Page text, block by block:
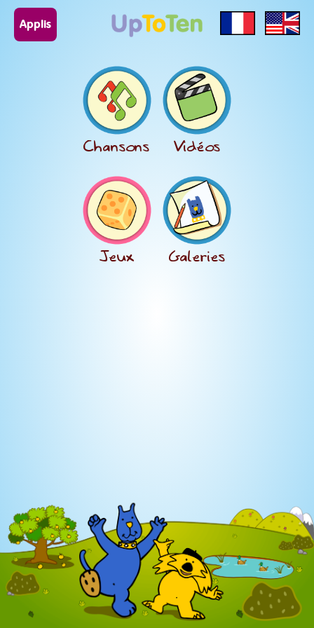
Applis
Chansons Vidéos
Jeux Galeries